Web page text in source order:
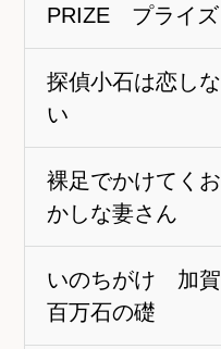
PRIZE プライズ
探偵小石は恋しな
い
裸足でかけてくお
かしな妻さん
いのちがけ 加賀
百万石の礎